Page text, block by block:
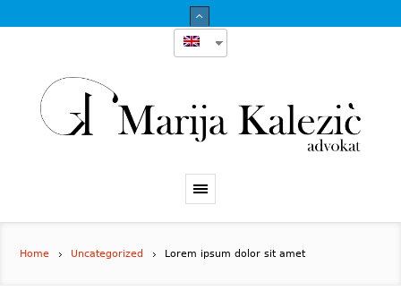
Home Uncategorized Lorem ipsum dolor sit amet